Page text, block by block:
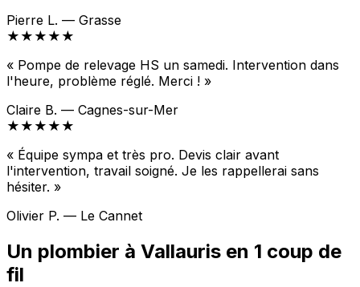
Pierre L. — Grasse
★★★★★
« Pompe de relevage HS un samedi. Intervention dans
l'heure, problème réglé. Merci ! »
Claire B. — Cagnes-sur-Mer
★★★★★
« Équipe sympa et très pro. Devis clair avant
l'intervention, travail soigné. Je les rappellerai sans
hésiter. »
Olivier P. — Le Cannet
Un plombier à Vallauris en 1 coup de
fil